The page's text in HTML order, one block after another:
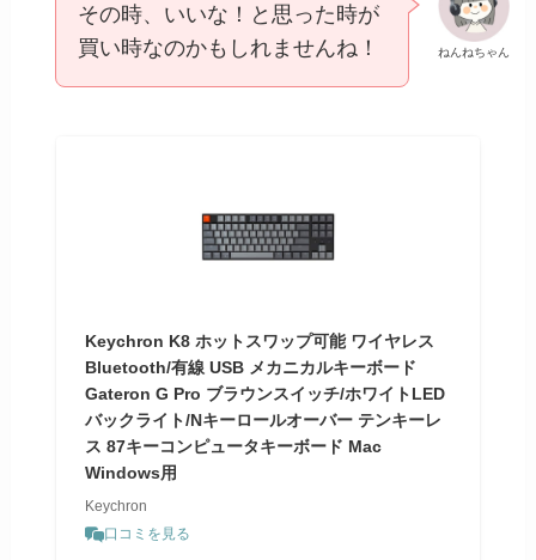
ねんねちゃん
その時、いいな！と思った時が
買い時なのかもしれませんね！
Keychron K8 ホットスワップ可能 ワイヤレス
Bluetooth/有線 USB メカニカルキーボード
Gateron G Pro ブラウンスイッチ/ホワイトLED
バックライト/Nキーロールオーバー テンキーレ
ス 87キーコンピュータキーボード Mac
Windows用
Keychron
口コミを見る